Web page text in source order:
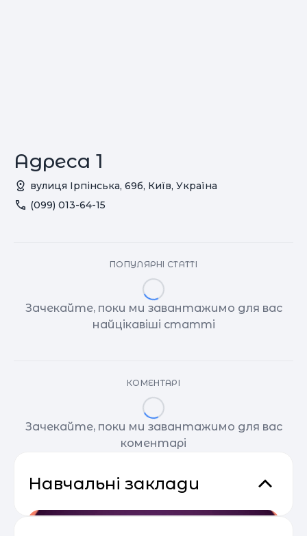
Адреса 1
вулиця Ірпінська, 69б, Київ, Україна
(099) 013-64-15
ПОПУЛЯРНІ СТАТТІ
Зачекайте, поки ми завантажимо для вас
найцікавіші статті
КОМЕНТАРІ
Зачекайте, поки ми завантажимо для вас
коментарі
Навчальні заклади